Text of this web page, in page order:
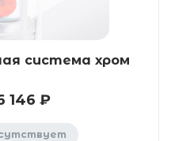
система хром
146 ₽